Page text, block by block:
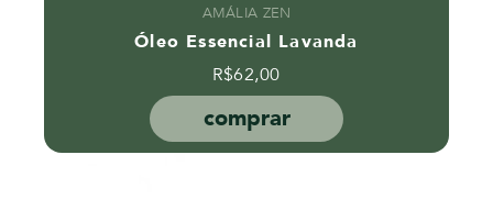
AMÁLIA ZEN
Óleo Essencial Lavanda
R$62,00
comprar